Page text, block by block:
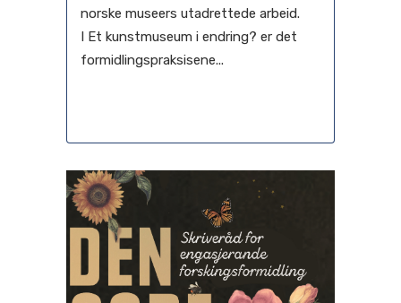
norske museers utadrettede arbeid.
I Et kunstmuseum i endring? er det
formidlingspraksisene...